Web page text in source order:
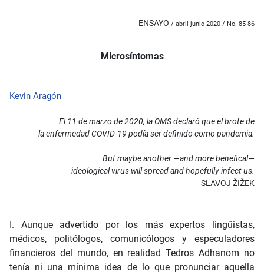
ENSAYO / abril-junio 2020 / No. 85-86
Microsíntomas
Kevin Aragón
El 11 de marzo de 2020, laOMSdeclaró que el brote de
la enfermedadCOVID-19 podía ser definido como pandemia.
But maybe another —and more benefical—
ideological virus will spread and hopefully infect us.
SLAVOJ ŽIŽEK
I. Aunque advertido por los más expertos lingüistas,
médicos, politólogos, comunicólogos y especuladores
financieros del mundo, en realidad Tedros Adhanom no
tenía ni una mínima idea de lo que pronunciar aquella